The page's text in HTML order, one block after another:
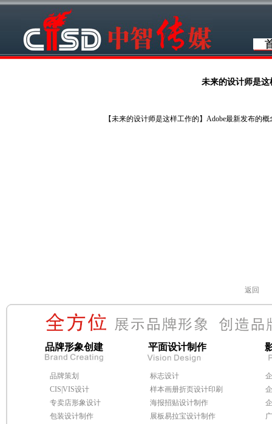
未来的设计师是这
【未来的设计师是这样工作的】Adobe最新发布的
返回
品牌形象创建 平面设计制作
品牌策划
CIS|VIS设计
专卖店形象设计
包装设计制作
标志设计
样本画册折页设计印刷
海报招贴设计制作
展板易拉宝设计制作